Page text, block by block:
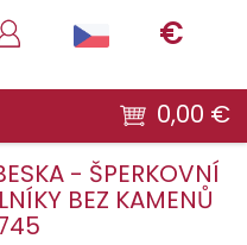
€
0,00 €
- ŠPERKOVNÍ
BEZ KAMENŮ